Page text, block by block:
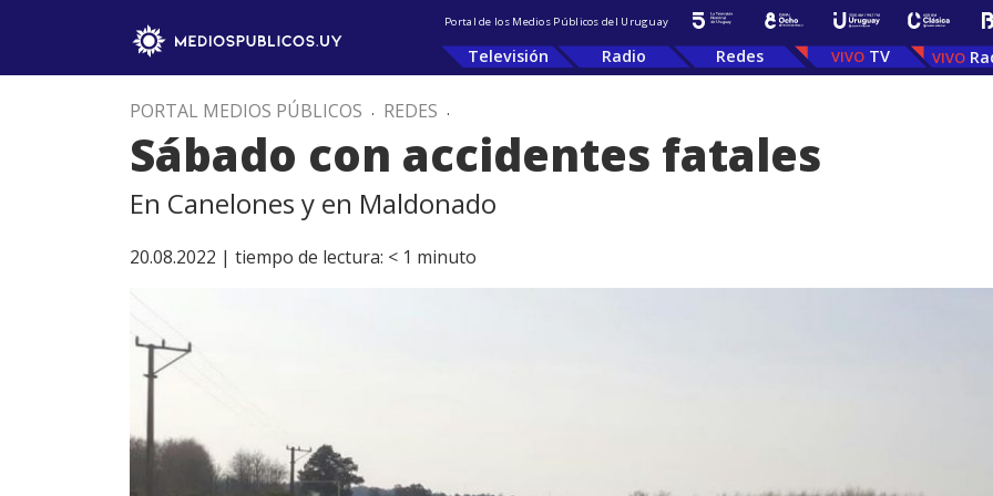
Portal de los Medios Públicos del Uruguay
Televisión Radio Redes TV
PORTAL MEDIOS PÚBLICOS . REDES .
Sábado con accidentes fatales
En Canelones y en Maldonado
20.08.2022 | tiempo de lectura: < 1 minuto